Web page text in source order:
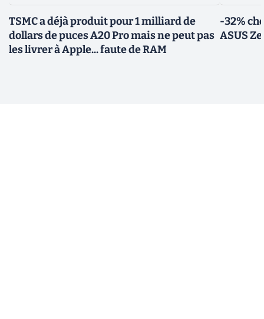
TSMC a déjà produit pour 1 milliard de
dollars de puces A20 Pro mais ne peut pas
les livrer à Apple... faute de RAM
-32%
ASUS